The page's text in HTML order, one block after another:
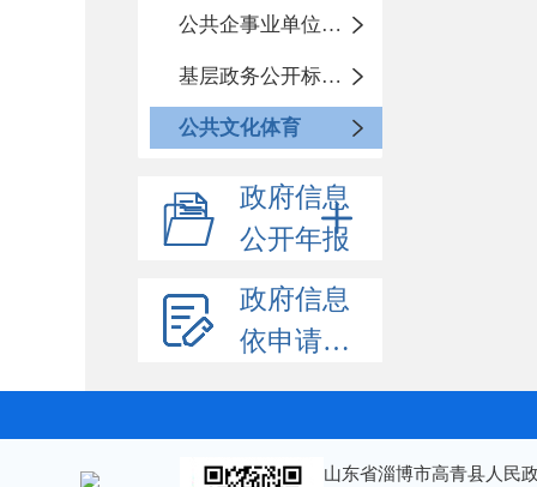
公共企事业单位信息公开
基层政务公开标准化规范化
公共文化体育
政府信息
公开年报
政府信息
依申请公开
山东省淄博市高青县人民